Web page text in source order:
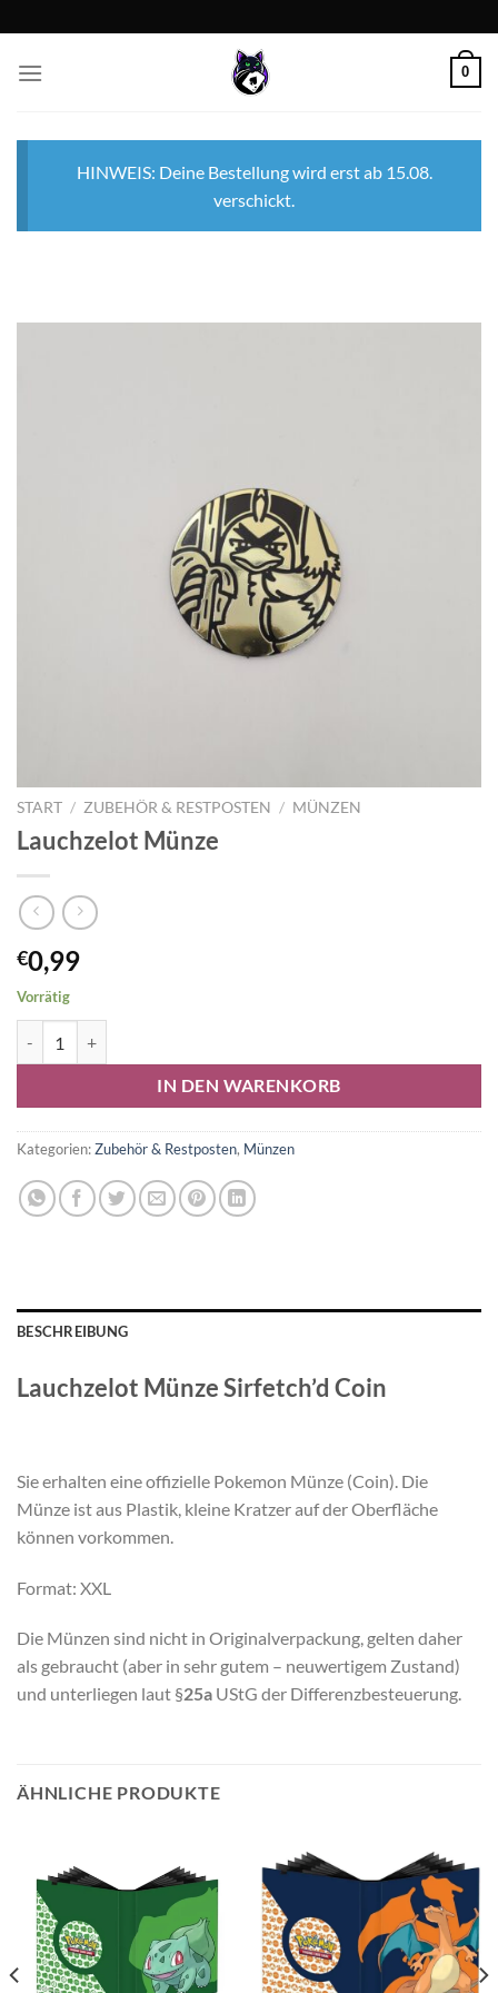
Inhalt
springen
0
HINWEIS: Deine Bestellung wird erst ab 15.08.
verschickt.
START / ZUBEHÖR & RESTPOSTEN / MÜNZEN
Lauchzelot Münze
€0,99
Vorrätig
IN DEN WARENKORB
Kategorien:Zubehör & Restposten, Münzen
BESCHREIBUNG
Lauchzelot Münze Sirfetch’d Coin
Sie erhalten eine offizielle Pokemon Münze (Coin). Die
Münze ist aus Plastik, kleine Kratzer auf der Oberfläche
können vorkommen.
Format: XXL
Die Münzen sind nicht in Originalverpackung, gelten daher
als gebraucht (aber in sehr gutem – neuwertigem Zustand)
und unterliegen laut §25a UStG der Differenzbesteuerung.
ÄHNLICHE PRODUKTE